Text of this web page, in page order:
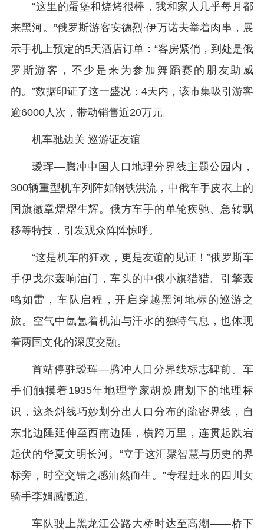
“这里的蛋堡和烧烤很棒，我和家人几乎每月都
来黑河。”俄罗斯游客安德烈·伊万诺夫举着肉串，展
示手机上预定的5天酒店订单：“客房紧俏，到处是俄
罗斯游客，不少是来为参加舞蹈赛的朋友助威
的。”数据印证了这一盛况：4天内，该市集吸引游客
逾6000人次，带动销售近20万元。
机车驰边关 巡游证友谊
瑷珲—腾冲中国人口地理分界线主题公园内，
300辆重型机车列阵如钢铁洪流，中俄车手皮衣上的
国旗徽章熠熠生辉。俄方车手的单轮疾驰、急转飘
移等特技，引发观众阵阵惊呼。
“这是机车的狂欢，更是友谊的见证！”俄罗斯车
手伊戈尔轰响油门，车头的中俄小旗猎猎。引擎轰
鸣如雷，车队启程，开启穿越黑河地标的巡游之
旅。空气中氤氲着机油与汗水的独特气息，也体现
着两国文化的深度交融。
首站停驻瑷珲—腾冲人口分界线标志碑前。车
手们触摸着1935年地理学家胡焕庸划下的地理标
识，这条斜线巧妙划分出人口分布的疏密界线，自
东北边陲延伸至西南边陲，横跨万里，连贯起跌宕
起伏的华夏文明长河。“立于这汇聚智慧与历史的界
标旁，时空交错之感油然而生。”专程赶来的四川女
骑手李娟感慨道。
车队驶上黑龙江公路大桥时达至高潮——桥下